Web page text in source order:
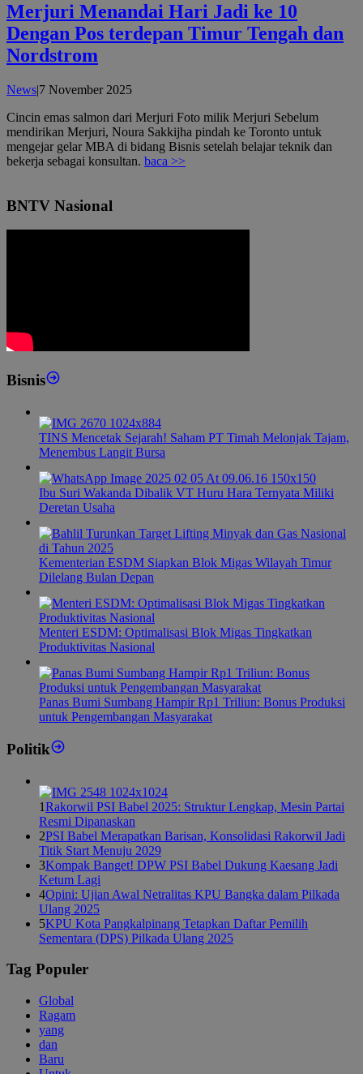
Merjuri Menandai Hari Jadi ke 10
Dengan Pos terdepan Timur Tengah dan
Nordstrom
News|7 November 2025oleh
Cincin emas salmon dari Merjuri Foto milik Merjuri Sebelum
mendirikan Merjuri, Noura Sakkijha pindah ke Toronto untuk
mengejar gelar MBA di bidang Bisnis setelah belajar teknik dan
bekerja sebagai konsultan. baca >>
BNTV Nasional
Bisnis
TINS Mencetak Sejarah! Saham PT Timah Melonjak Tajam,
Menembus Langit Bursa
Ibu Suri Wakanda Dibalik VT Huru Hara Ternyata Miliki
Deretan Usaha
Kementerian ESDM Siapkan Blok Migas Wilayah Timur
Dilelang Bulan Depan
Menteri ESDM: Optimalisasi Blok Migas Tingkatkan
Produktivitas Nasional
Panas Bumi Sumbang Hampir Rp1 Triliun: Bonus Produksi
untuk Pengembangan Masyarakat
Politik
1Rakorwil PSI Babel 2025: Struktur Lengkap, Mesin Partai
Resmi Dipanaskan
2PSI Babel Merapatkan Barisan, Konsolidasi Rakorwil Jadi
Titik Start Menuju 2029
3Kompak Banget! DPW PSI Babel Dukung Kaesang Jadi
Ketum Lagi
4Opini: Ujian Awal Netralitas KPU Bangka dalam Pilkada
Ulang 2025
5KPU Kota Pangkalpinang Tetapkan Daftar Pemilih
Sementara (DPS) Pilkada Ulang 2025
Tag Populer
Global
Ragam
yang
dan
Baru